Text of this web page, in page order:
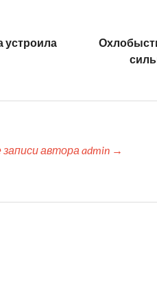
устроила
автора admin →